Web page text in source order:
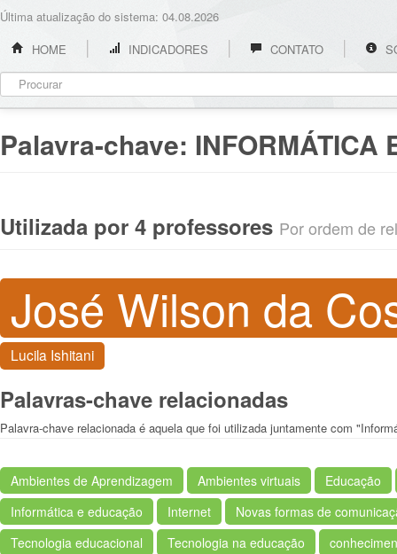
Última atualização do sistema: 04.08.2026
HOME
INDICADORES CONTATO
Palavra-chave: INFORMÁTICA
Utilizada por 4 professores Por ordem de
José Wilson da
Lucila Ishitani
Palavras-chave relacionadas
Palavra-chave relacionada é aquela que foi utilizada juntamente com
Ambientes de Aprendizagem Ambientes virtuais
Educação
Informática e educação
Internet
Novas formas de
Tecnologia educacional
Tecnologia na educação